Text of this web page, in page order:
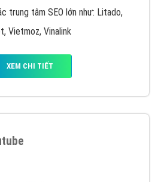
trung tâm SEO lớn như: Litado,
Vietmoz, Vinalink
XEM CHI TIẾT